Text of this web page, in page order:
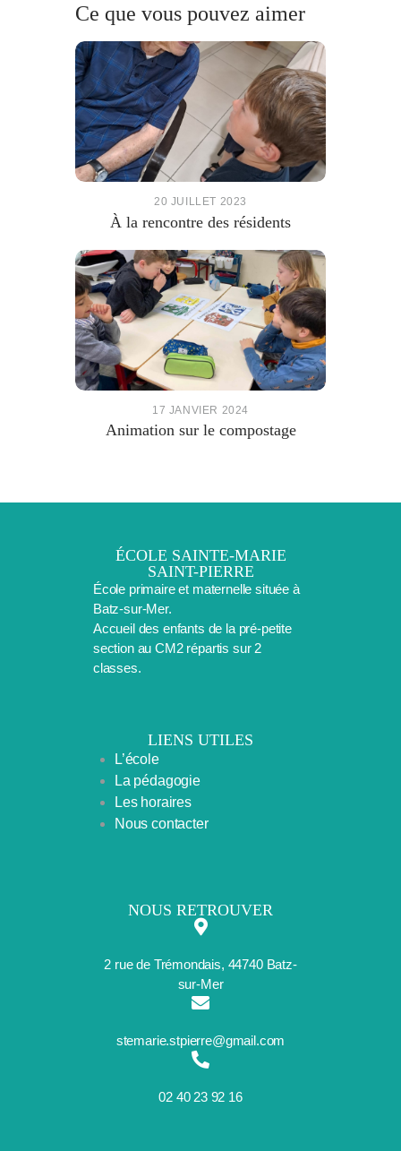
Ce que vous pouvez aimer
20 JUILLET 2023
À la rencontre des résidents
17 JANVIER 2024
Animation sur le compostage
ÉCOLE SAINTE-MARIE
SAINT-PIERRE
École primaire et maternelle située à
Batz-sur-Mer.
Accueil des enfants de la pré-petite
section au CM2 répartis sur 2
classes.
LIENS UTILES
L’école
La pédagogie
Les horaires
Nous contacter
NOUS RETROUVER
2 rue de Trémondais, 44740 Batz-
sur-Mer
stemarie.stpierre@gmail.com
02 40 23 92 16